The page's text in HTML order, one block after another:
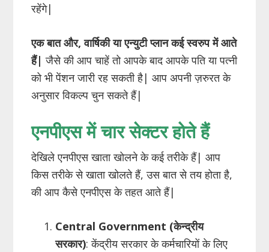
रहेंगे|
एक बात और, वार्षिकी या एन्युटी प्लान कई स्वरुप में आते
हैं| जैसे की आप चाहें तो आपके बाद आपके पति या पत्नी
को भी पेंशन जारी रह सकती है| आप अपनी ज़रुरत के
अनुसार विकल्प चुन सकते हैं|
एनपीएस में चार सेक्टर होते हैं
देखिले एनपीएस खाता खोलने के कई तरीके हैं| आप
किस तरीके से खाता खोलते हैं, उस बात से तय होता है,
की आप कैसे एनपीएस के तहत आते हैं|
Central Government (केन्द्रीय
सरकार): केंद्रीय सरकार के कर्मचारियों के लिए